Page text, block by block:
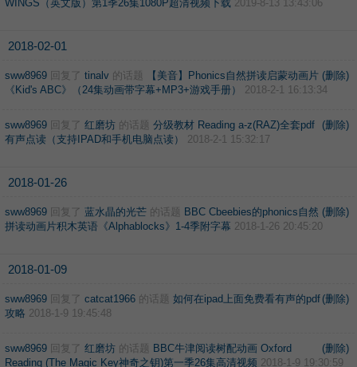
WINGS（英文版）第1季26集1080P超清视频下载 2019-8-13 13:43:06
2018-02-01
(删除)
sww8969 回复了 tinalv 的话题
【美音】Phonics自然拼读启蒙动画片
《Kid's ABC》（24集动画带字幕+MP3+游戏手册）
2018-2-1 16:13:34
(删除)
sww8969 回复了 红磨坊 的话题 分级教材 Reading a-z(RAZ)全套pdf
有声点读（支持IPAD和手机电脑点读）
2018-2-1 15:32:17
2018-01-26
(删除)
sww8969 回复了 蓝水晶的光芒 的话题
BBC Cbeebies的phonics自然
拼读动画片积木英语《Alphablocks》1-4季附字幕 2018-1-26 20:45:20
2018-01-09
(删除)
sww8969 回复了 catcat1966 的话题 如何在ipad上面免费看有声的pdf
攻略 2018-1-9 19:45:48
(删除)
sww8969 回复了 红磨坊 的话题
BBC牛津阅读树配动画 Oxford
Reading (The Magic Key神奇之钥)第一季26集高清视频 2018-1-9 19:30:59